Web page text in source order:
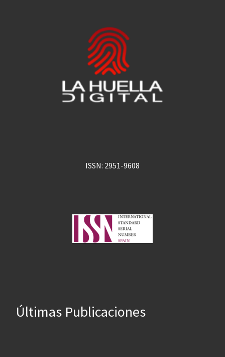
ISSN: 2951-9608
Últimas Publicaciones